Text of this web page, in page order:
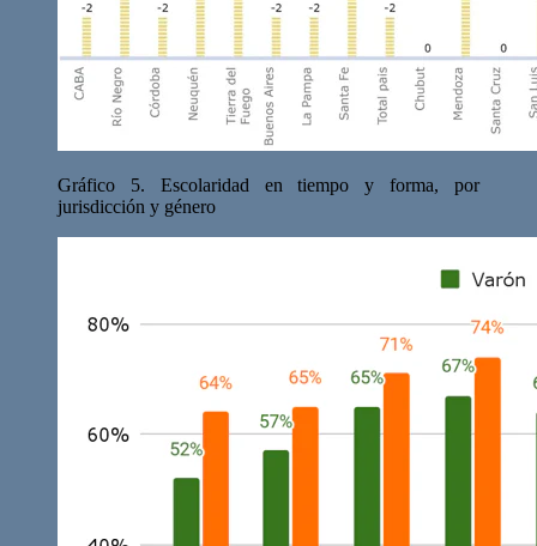
Gráfico 5. Escolaridad en tiempo y forma, por
jurisdicción y género